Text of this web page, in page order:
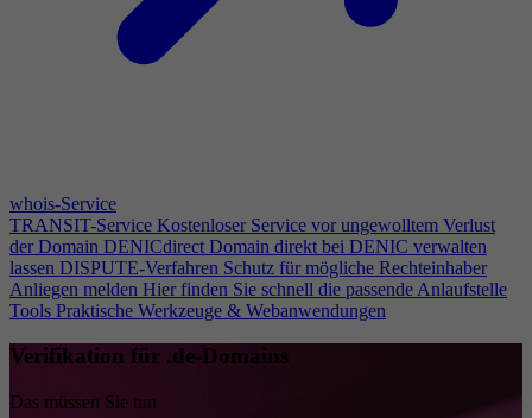
whois-Service
TRANSIT-Service Kostenloser Service vor ungewolltem Verlust
der Domain DENICdirect Domain direkt bei DENIC verwalten
lassen DISPUTE-Verfahren Schutz für mögliche Rechteinhaber
Anliegen melden Hier finden Sie schnell die passende Anlaufstelle
Tools Praktische Werkzeuge & Webanwendungen
Verifikation für .de-Domains
Das müssen Sie tun